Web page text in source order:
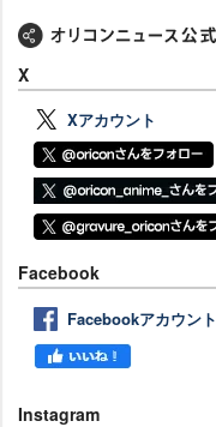
X
Xアカウント
Facebook
Facebookアカウント
Instagram